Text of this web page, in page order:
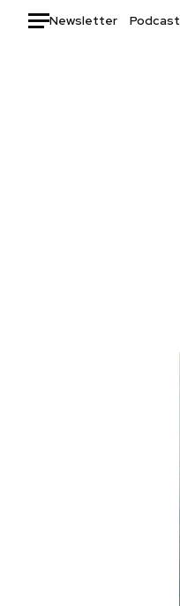
Newsletter Podcast